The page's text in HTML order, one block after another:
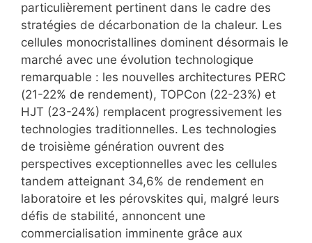
particulièrement pertinent dans le cadre des
stratégies de décarbonation de la chaleur. Les
cellules monocristallines dominent désormais le
marché avec une évolution technologique
remarquable : les nouvelles architectures PERC
(21-22% de rendement), TOPCon (22-23%) et
HJT (23-24%) remplacent progressivement les
technologies traditionnelles. Les technologies
de troisième génération ouvrent des
perspectives exceptionnelles avec les cellules
tandem atteignant 34,6% de rendement en
laboratoire et les pérovskites qui, malgré leurs
défis de stabilité, annoncent une
commercialisation imminente grâce aux